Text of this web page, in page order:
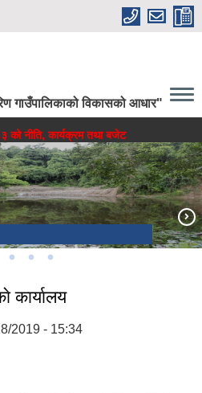
गाउँपालिकाको विकासको आधार"
कार्यक्रम तथा बजेट
कार्यालय
2019 - 15:34